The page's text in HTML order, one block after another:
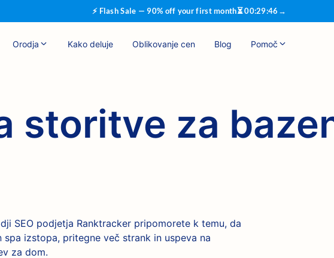
⚡ Flash Sale — 90% off your first month⏳00:29:46 →
Orodja Kako deluje Oblikovanje cen Blog Pomoč
storitve za
SEO podjetja Ranktracker pripomorete k temu, da
izstopa, pritegne več strank in uspeva na
za dom.